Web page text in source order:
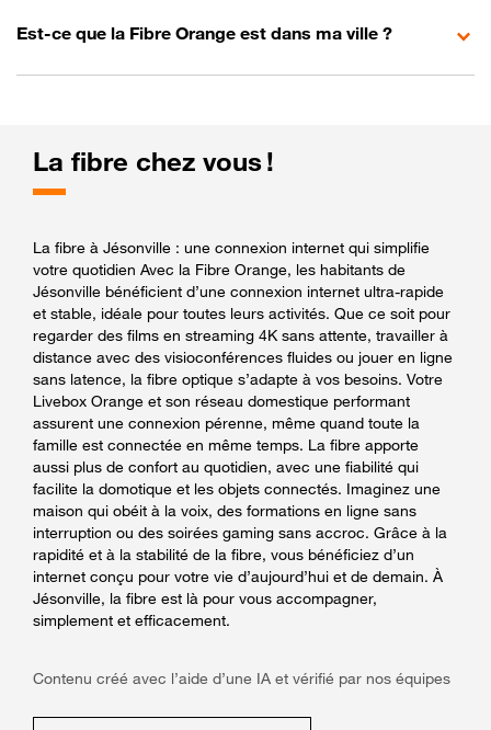
Est-ce que la Fibre Orange est dans ma ville ?
La fibre chez vous !
La fibre à Jésonville : une connexion internet qui simplifie
votre quotidien Avec la Fibre Orange, les habitants de
Jésonville bénéficient d’une connexion internet ultra-rapide
et stable, idéale pour toutes leurs activités. Que ce soit pour
regarder des films en streaming 4K sans attente, travailler à
distance avec des visioconférences fluides ou jouer en ligne
sans latence, la fibre optique s’adapte à vos besoins. Votre
Livebox Orange et son réseau domestique performant
assurent une connexion pérenne, même quand toute la
famille est connectée en même temps. La fibre apporte
aussi plus de confort au quotidien, avec une fiabilité qui
facilite la domotique et les objets connectés. Imaginez une
maison qui obéit à la voix, des formations en ligne sans
interruption ou des soirées gaming sans accroc. Grâce à la
rapidité et à la stabilité de la fibre, vous bénéficiez d’un
internet conçu pour votre vie d’aujourd’hui et de demain. À
Jésonville, la fibre est là pour vous accompagner,
simplement et efficacement.
Contenu créé avec l’aide d’une IA et vérifié par nos équipes